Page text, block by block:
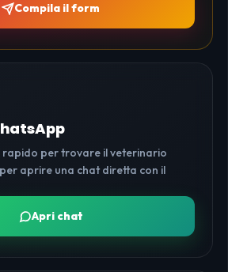
Compila il form
per trovare il veterinario
aprire una chat diretta con il
Apri chat